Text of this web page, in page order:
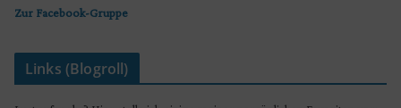
Zur Facebook-Gruppe
Links (Blogroll)